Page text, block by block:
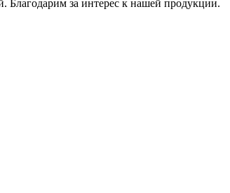
за интерес к нашей продукции.